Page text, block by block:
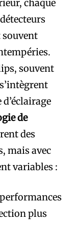
chaque
souvent
souvent
de
des
mais avec
variables :
plus